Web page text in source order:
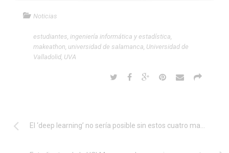
Noticias
estudiantes ingeniería informática y estadística
makeathon universidad de salamanca Universidad de
Valladolid UVA